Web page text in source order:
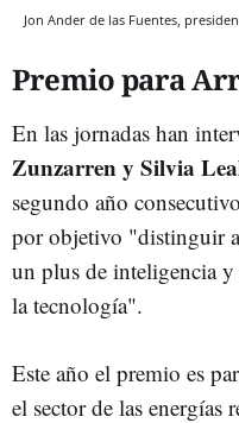
Jon Ander de las Fuentes,
Premio para
En las jornadas han
Zunzarren y Silvia
segundo año
por objetivo "distinguir
un plus de inteligencia
la tecnología".
Este año el premio es
el sector de las energías